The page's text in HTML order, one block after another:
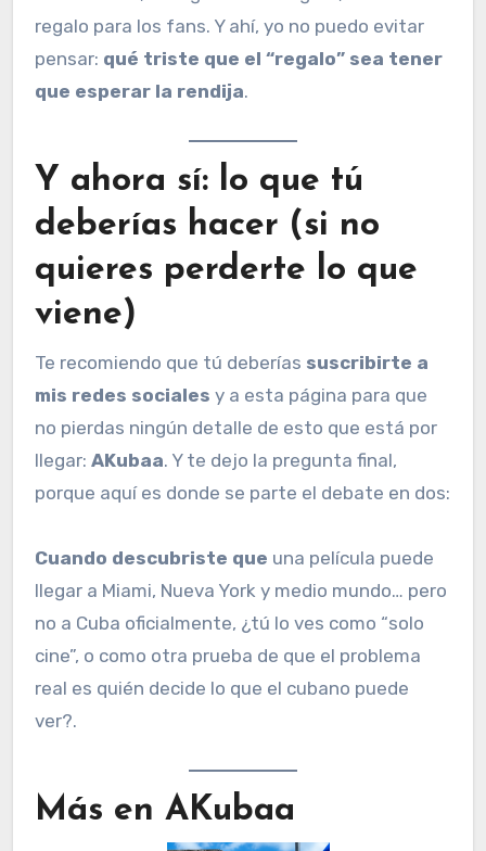
regalo para los fans. Y ahí, yo no puedo evitar
pensar: qué triste que el “regalo” sea tener
que esperar la rendija.
Y ahora sí: lo que tú
deberías hacer (si no
quieres perderte lo que
viene)
Te recomiendo que tú deberías suscribirte a
mis redes sociales y a esta página para que
no pierdas ningún detalle de esto que está por
llegar: AKubaa. Y te dejo la pregunta final,
porque aquí es donde se parte el debate en dos:
Cuando descubriste que una película puede
llegar a Miami, Nueva York y medio mundo… pero
no a Cuba oficialmente, ¿tú lo ves como “solo
cine”, o como otra prueba de que el problema
real es quién decide lo que el cubano puede
ver?.
Más en AKubaa